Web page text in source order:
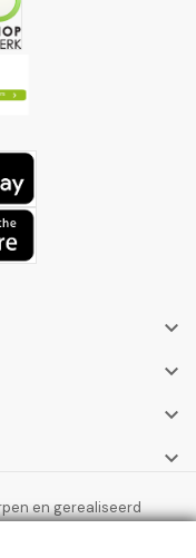




en gerealiseerd